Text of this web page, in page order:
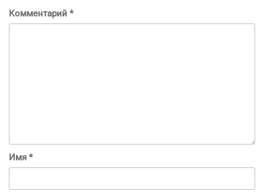
Комментарий *
Имя *